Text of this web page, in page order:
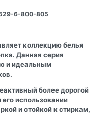
6-800-805
коллекцию белья
Данная серия
и идеальным
более дорогой
использовании
и стойкой к стиркам,